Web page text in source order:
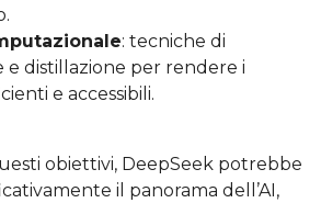
: tecniche di
e distillazione per rendere i
e accessibili.
obiettivi, DeepSeek potrebbe
il panorama dell’AI,